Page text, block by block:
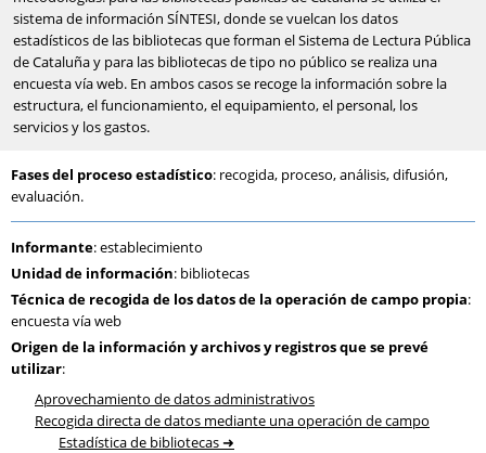
sistema de información SÍNTESI, donde se vuelcan los datos
estadísticos de las bibliotecas que forman el Sistema de Lectura Pública
de Cataluña y para las bibliotecas de tipo no público se realiza una
encuesta vía web. En ambos casos se recoge la información sobre la
estructura, el funcionamiento, el equipamiento, el personal, los
servicios y los gastos.
Fases del proceso estadístico: recogida, proceso, análisis, difusión,
evaluación.
Informante: establecimiento
Unidad de información: bibliotecas
Técnica de recogida de los datos de la operación de campo propia:
encuesta vía web
Origen de la información y archivos y registros que se prevé
utilizar:
Aprovechamiento de datos administrativos
Recogida directa de datos mediante una operación de campo
Estadística de bibliotecas